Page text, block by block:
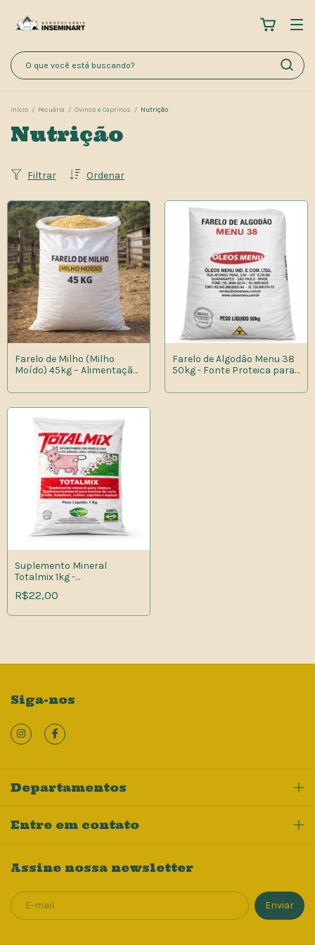
Início / Pecuária / Ovinos e Caprinos / Nutrição
Nutrição
Ordenar
Filtrar
Farelo de Milho (Milho
Moído) 45kg – Alimentação
Farelo de Algodão Menu 38
50kg - Fonte Proteica para
Entrega Local
Suplemento Mineral
Totalmix 1kg -
Microminerais para
Bovinos,Ovinos e Equinos
R$22,00
Siga-nos
Departamentos
Entre em contato
Assine nossa newsletter